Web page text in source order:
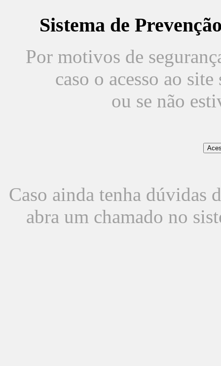
Sistema de
Por motivos de
caso o acesso ao
ou se não
Caso ainda tenha dúvidas
abra um chamado no